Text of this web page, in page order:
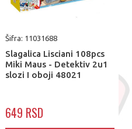
Šifra: 11031688
Slagalica Lisciani 108pcs
Miki Maus - Detektiv 2u1
slozi I oboji 48021
649 RSD